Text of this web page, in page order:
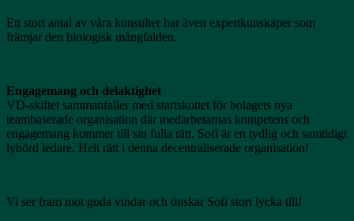
Ett stort antal av våra konsulter har även expertkunskaper som
främjar den biologisk mångfalden.
Engagemang och delaktighet
VD-skiftet sammanfaller med startskottet för bolagets nya
teambaserade organisation där medarbetarnas kompetens och
engagemang kommer till sin fulla rätt. Sofi är en tydlig och samtidigt
lyhörd ledare. Helt rätt i denna decentraliserade organisation!
Vi ser fram mot goda vindar och önskar Sofi stort lycka till!